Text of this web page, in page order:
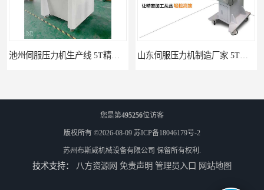
您是第495256位访客
版权所有 ©2026-08-09 苏ICP备18046179号-2
苏州布斯威机械设备有限公司 保留所有权利.
技术支持： 八方资源网 免责声明 管理员入口 网站地图